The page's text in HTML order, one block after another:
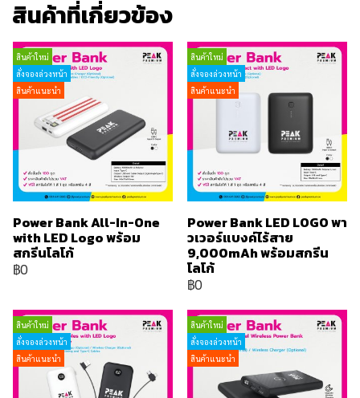
สินค้าที่เกี่ยวข้อง
สินค้าใหม่
สั่งจองล่วงหน้า
สินค้าแนะนำ
Power Bank All-In-One
with LED Logo พร้อม
สกรีนโลโก้
฿0
สินค้าใหม่
สั่งจองล่วงหน้า
สินค้าแนะนำ
Power Bank LED LOGO พา
วเวอร์แบงค์ไร้สาย
9,000mAh พร้อมสกรีน
โลโก้
฿0
สินค้าใหม่
สั่งจองล่วงหน้า
สินค้าแนะนำ
สินค้าใหม่
สั่งจองล่วงหน้า
สินค้าแนะนำ